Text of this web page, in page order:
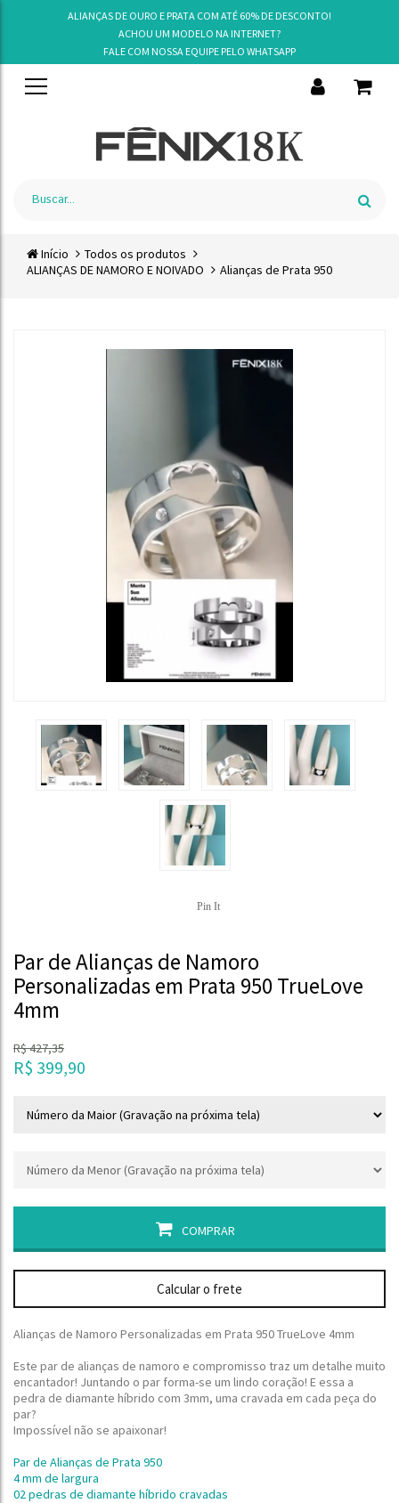
ALIANÇAS DE OURO E PRATA COM ATÉ 60% DE DESCONTO!
ACHOU UM MODELO NA INTERNET?
FALE COM NOSSA EQUIPE PELO WHATSAPP
Início
Todos os produtos
ALIANÇAS DE NAMORO E NOIVADO
Alianças de Prata 950
Pin It
Par de Alianças de Namoro
Personalizadas em Prata 950 TrueLove
4mm
R$427,35
R$ 399,90
COMPRAR
Calcular o frete
Alianças de Namoro Personalizadas em Prata 950 TrueLove 4mm
Este par de alianças de namoro e compromisso traz um detalhe muito
encantador! Juntando o par forma-se um lindo coração! E essa a
pedra de diamante híbrido com 3mm, uma cravada em cada peça do
par?
Impossível não se apaixonar!
Par de Alianças de Prata 950
4 mm de largura
02 pedras de diamante híbrido cravadas